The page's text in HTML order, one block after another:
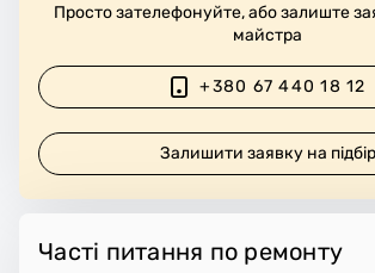
Просто зателефонуйте, або залиште
майстра
+380 67 440 18 12
Залишити заявку на підбір
Часті питання по ремонту